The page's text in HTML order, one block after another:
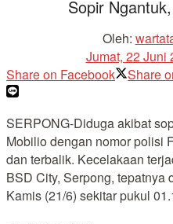
Sopir
Oleh:
Jumat, 22 Juni
Share on Facebook
Share
SERPONG-Diduga akibat
Mobilio dengan nomor polisi
dan terbalik. Kecelakaan
BSD City, Serpong, tepatnya
Kamis (21/6) sekitar pukul